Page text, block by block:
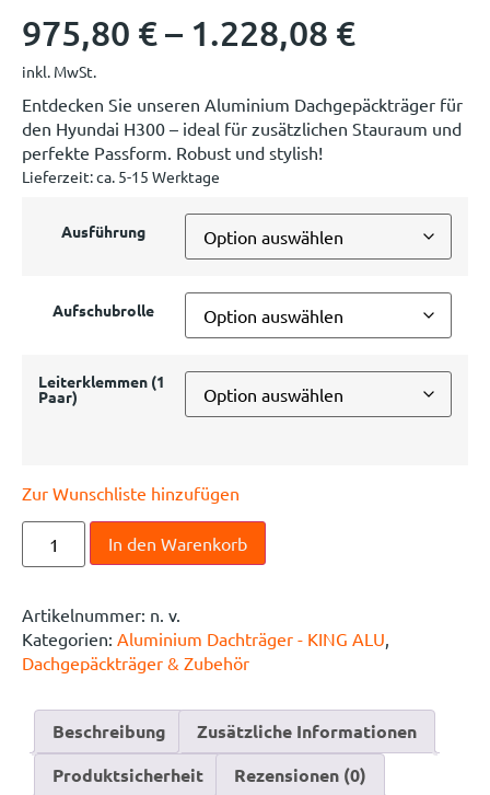
975,80 €– 1.228,08 €
inkl. MwSt.
Entdecken Sie unseren Aluminium Dachgepäckträger für
den Hyundai H300 – ideal für zusätzlichen Stauraum und
perfekte Passform. Robust und stylish!
Lieferzeit:ca. 5-15 Werktage
Ausführung
Aufschubrolle
Leiterklemmen (1
Paar)
Zur Wunschliste hinzufügen
In den Warenkorb
Artikelnummer: n. v.
Kategorien: Aluminium Dachträger - KING ALU,
Dachgepäckträger & Zubehör
Beschreibung
Zusätzliche Informationen
Produktsicherheit
Rezensionen (0)